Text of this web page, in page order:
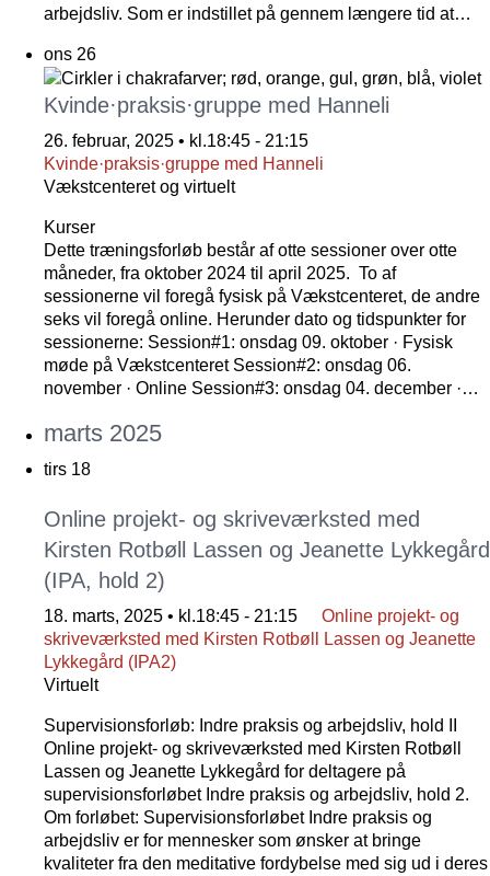
arbejdsliv. Som er indstillet på gennem længere tid at…
ons 26
Kvinde·praksis·gruppe med Hanneli
26. februar, 2025 • kl.18:45 - 21:15
Kvinde·praksis·gruppe med Hanneli
Vækstcenteret og virtuelt
Kurser
Dette træningsforløb består af otte sessioner over otte
måneder, fra oktober 2024 til april 2025. To af
sessionerne vil foregå fysisk på Vækstcenteret, de andre
seks vil foregå online. Herunder dato og tidspunkter for
sessionerne: Session#1: onsdag 09. oktober · Fysisk
møde på Vækstcenteret Session#2: onsdag 06.
november · Online Session#3: onsdag 04. december ·…
marts 2025
tirs 18
Online projekt- og skriveværksted med
Kirsten Rotbøll Lassen og Jeanette Lykkegård
(IPA, hold 2)
18. marts, 2025 • kl.18:45 - 21:15
Online projekt- og
skriveværksted med Kirsten Rotbøll Lassen og Jeanette
Lykkegård (IPA2)
Virtuelt
Supervisionsforløb: Indre praksis og arbejdsliv, hold II
Online projekt- og skriveværksted med Kirsten Rotbøll
Lassen og Jeanette Lykkegård for deltagere på
supervisionsforløbet Indre praksis og arbejdsliv, hold 2.
Om forløbet: Supervisionsforløbet Indre praksis og
arbejdsliv er for mennesker som ønsker at bringe
kvaliteter fra den meditative fordybelse med sig ud i deres